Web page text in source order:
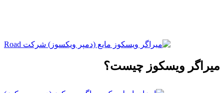
میراگر ویسکوز مایع (VD)
میراگر ویسکوز چیست؟